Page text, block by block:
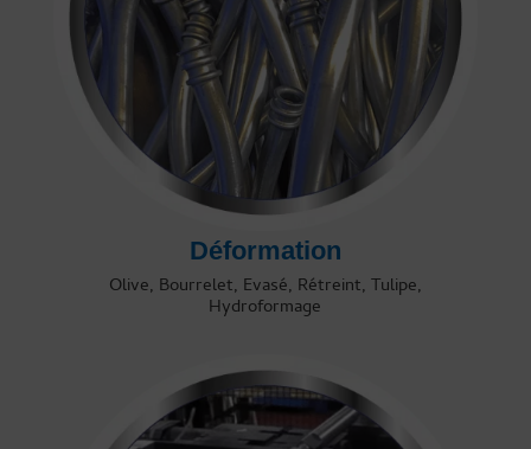
Déformation
Olive, Bourrelet, Evasé, Rétreint, Tulipe,
Hydroformage